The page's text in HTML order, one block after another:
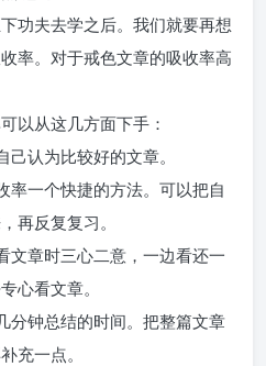
功夫去学之后。我们就要再想
率。对于戒色文章的吸收率高
以从这几方面下手：
己认为比较好的文章。
率一个快捷的方法。可以把自
再反复复习。
文章时三心二意，一边看还一
心看文章。
分钟总结的时间。把整篇文章
充一点。